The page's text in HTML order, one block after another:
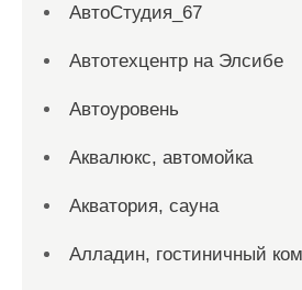
АвтоСтудия_67
Автотехцентр на Элсибе
Автоуровень
Аквалюкс, автомойка
Акватория, сауна
Алладин, гостиничный